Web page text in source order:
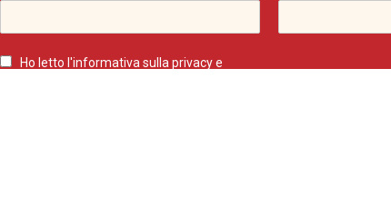
Ho letto l'informativa sulla privacye